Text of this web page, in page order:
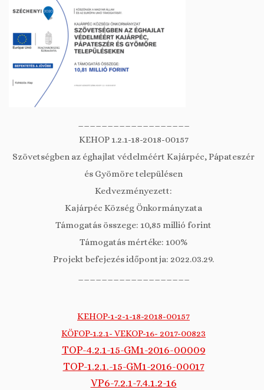
KEHOP 1.2.1-18-2018-00157
Szövetségben az éghajlat védelméért Kajárpéc, Pápateszér
és Gyömöre településen
Kedvezményezett:
Kajárpéc Község Önkormányzata
Támogatás összege: 10,85 millió forint
Támogatás mértéke: 100%
Projekt befejezés időpontja: 2022.03.29.
KEHOP-1-2-1-18-2018-00157
KÖFOP-1.2.1- VEKOP-16- 2017-00823
TOP-4.2.1-15-GM1-2016-00009
TOP-1.2.1.-15-GM1-2016-00017
VP6-7.2.1-7.4.1.2-16